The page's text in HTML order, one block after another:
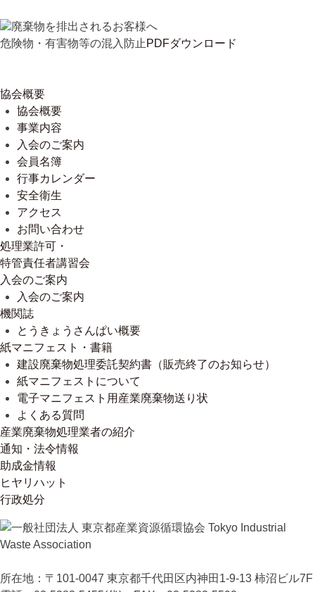
廃棄物を排出されるお客様へ
危険物・有害物等の混入防止 PDFダウンロード
協会概要
協会概要
事業内容
入会のご案内
会員名簿
行事カレンダー
安全衛生
アクセス
お問い合わせ
処理業許可・
特管責任者講習会
入会のご案内
入会のご案内
機関誌
とうきょうさんぱい概要
紙マニフェスト・書籍
建設廃棄物処理委託契約書（販売終了のお知らせ）
紙マニフェストについて
電子マニフェスト用産業廃棄物送り状
よくある質問
産業廃棄物処理業者の紹介
通知・法令情報
助成金情報
ヒヤリハット
行政処分
所在地：〒101-0047 東京都千代田区内神田1-9-13 柿沼ビル7F